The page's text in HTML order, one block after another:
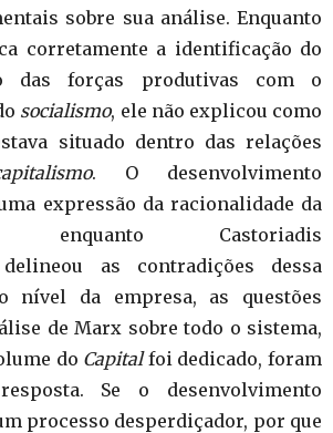
sobre sua análise. Enquanto
corretamente a identificação do
das forças produtivas com o
socialismo, ele não explicou como
situado dentro das relações
. O desenvolvimento
expressão da racionalidade da
enquanto Castoriadis
as contradições dessa
nível da empresa, as questões
de Marx sobre todo o sistema,
do Capitalfoi dedicado, foram
Se o desenvolvimento
processo desperdiçador, por que